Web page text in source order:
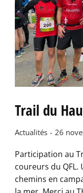
Trail du
Actualités 26
Participation au
coureurs du QFL.
chemins en